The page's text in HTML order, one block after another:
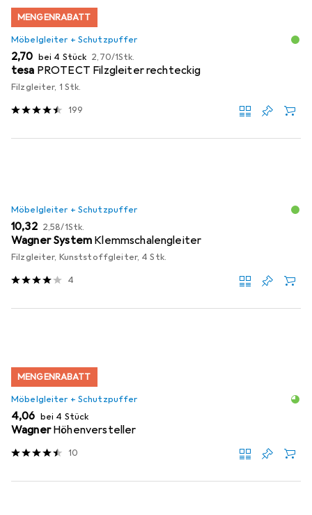
MENGENRABATT
Möbelgleiter + Schutzpuffer
EUR
2,70 bei 4 Stück EUR
2,70/1Stk.
tesa PROTECT Filzgleiter rechteckig
Filzgleiter, 1 Stk.
199
Möbelgleiter + Schutzpuffer
EUR
10,32 EUR
2,58/1Stk.
Wagner System Klemmschalengleiter
Filzgleiter, Kunststoffgleiter, 4 Stk.
4
MENGENRABATT
Möbelgleiter + Schutzpuffer
EUR
4,06 bei 4 Stück
Wagner Höhenversteller
10